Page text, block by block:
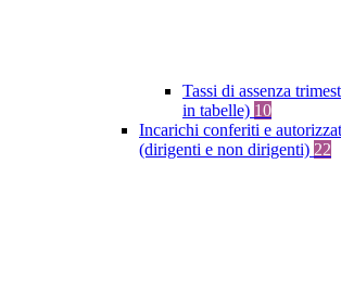
Tassi di assenza
in tabelle) 10
Incarichi conferiti e
(dirigenti e non dirigenti) 22